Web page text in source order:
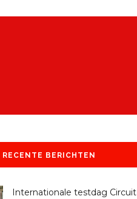
RECENTE BERICHTEN
Internationale testdag Circuit